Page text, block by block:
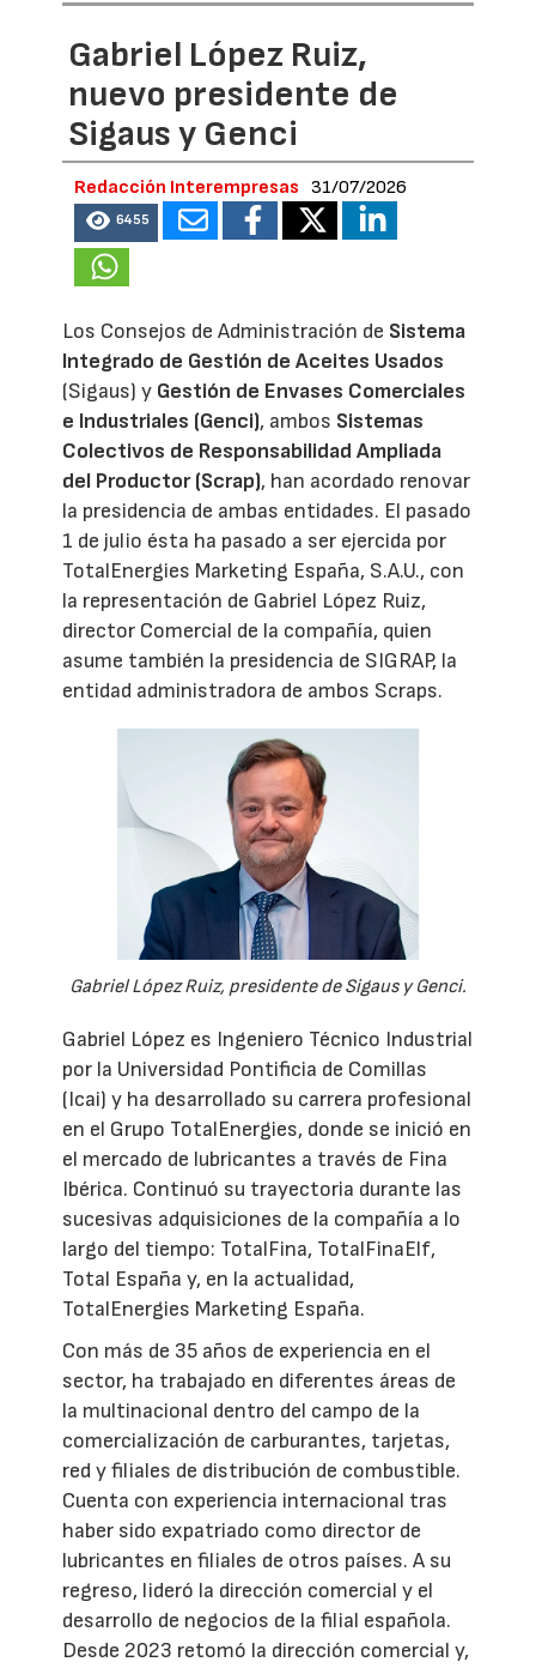
Gabriel López Ruiz,
nuevo presidente de
Sigaus y Genci
Redacción Interempresas 31/07/2026
6455
Los Consejos de Administración de Sistema
Integrado de Gestión de Aceites Usados
(Sigaus) y Gestión de Envases Comerciales
e Industriales (Genci), ambos Sistemas
Colectivos de Responsabilidad Ampliada
del Productor (Scrap), han acordado renovar
la presidencia de ambas entidades. El pasado
1 de julio ésta ha pasado a ser ejercida por
TotalEnergies Marketing España, S.A.U., con
la representación de Gabriel López Ruiz,
director Comercial de la compañía, quien
asume también la presidencia de SIGRAP, la
entidad administradora de ambos Scraps.
Gabriel López Ruiz, presidente de Sigaus y Genci.
Gabriel López es Ingeniero Técnico Industrial
por la Universidad Pontificia de Comillas
(Icai) y ha desarrollado su carrera profesional
en el Grupo TotalEnergies, donde se inició en
el mercado de lubricantes a través de Fina
Ibérica. Continuó su trayectoria durante las
sucesivas adquisiciones de la compañía a lo
largo del tiempo: TotalFina, TotalFinaElf,
Total España y, en la actualidad,
TotalEnergies Marketing España.
Con más de 35 años de experiencia en el
sector, ha trabajado en diferentes áreas de
la multinacional dentro del campo de la
comercialización de carburantes, tarjetas,
red y filiales de distribución de combustible.
Cuenta con experiencia internacional tras
haber sido expatriado como director de
lubricantes en filiales de otros países. A su
regreso, lideró la dirección comercial y el
desarrollo de negocios de la filial española.
Desde 2023 retomó la dirección comercial y,